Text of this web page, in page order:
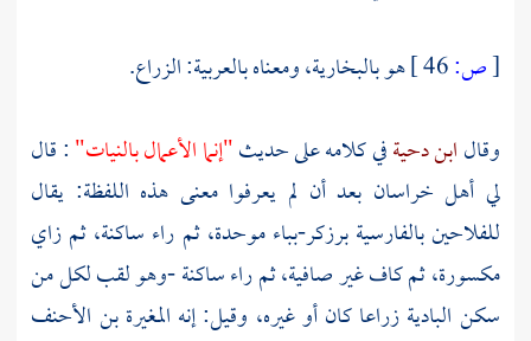
[ص:
هو بالبخارية، ومعناه بالعربية: الزراع.
وقالابن دحيةفي كلامه على حديث"إنما الأعمال بالنيات": قال
لي أهل خراسان بعد أن لم يعرفوا معنى هذه اللفظة: يقال
للفلاحين بالفارسية برزكر-بباء موحدة، ثم راء ساكنة، ثم زاي
مكسورة، ثم كاف غير صافية، ثم راء ساكنة -وهو لقب لكل من
سكن البادية زراعا كان أو غيره، وقيل: إنه المغيرة بن الأحنف